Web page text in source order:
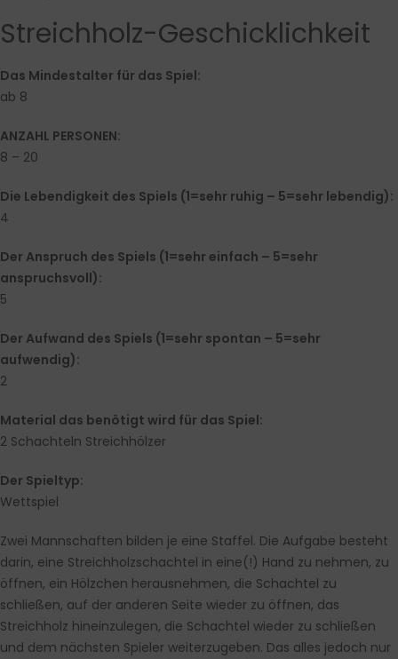
Streichholz-Geschicklichkeit
Das Mindestalter für das Spiel:
ab 8
ANZAHL PERSONEN:
8 – 20
Die Lebendigkeit des Spiels (1=sehr ruhig – 5=sehr lebendig):
4
Der Anspruch des Spiels (1=sehr einfach – 5=sehr
anspruchsvoll):
5
Der Aufwand des Spiels (1=sehr spontan – 5=sehr
aufwendig):
2
Material das benötigt wird für das Spiel:
2 Schachteln Streichhölzer
Der Spieltyp:
Wettspiel
Zwei Mannschaften bilden je eine Staffel. Die Aufgabe besteht
darin, eine Streichholzschachtel in eine(!) Hand zu nehmen, zu
öffnen, ein Hölzchen herausnehmen, die Schachtel zu
schließen, auf der anderen Seite wieder zu öffnen, das
Streichholz hineinzulegen, die Schachtel wieder zu schließen
und dem nächsten Spieler weiterzugeben. Das alles jedoch nur